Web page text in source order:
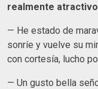
realmente
— He estado de
sonríe y vuelve su
con cortesía, lucho
— Un gusto bella